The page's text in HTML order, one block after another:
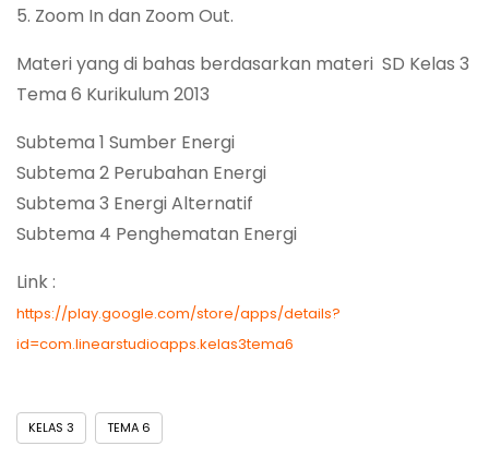
5. Zoom In dan Zoom Out.
Materi yang di bahas berdasarkan materi SD Kelas 3
Tema 6 Kurikulum 2013
Subtema 1 Sumber Energi
Subtema 2 Perubahan Energi
Subtema 3 Energi Alternatif
Subtema 4 Penghematan Energi
Link :
https://play.google.com/store/apps/details?
id=com.linearstudioapps.kelas3tema6
KELAS 3 TEMA 6